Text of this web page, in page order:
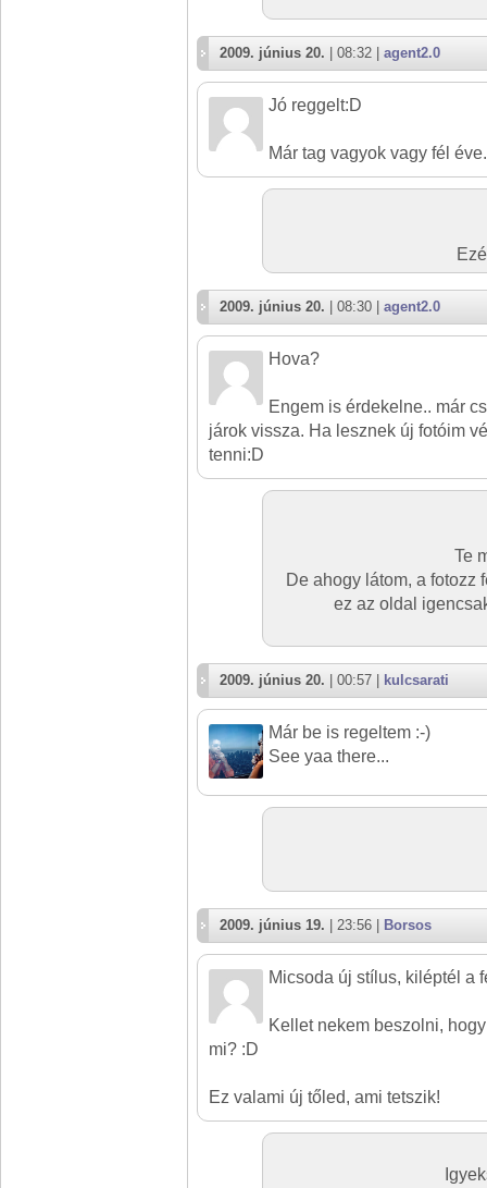
2009. június 20. | 08:32 | agent2.0
Jó reggelt:D
Már tag vagyok vagy fél
2009. június 20. | 08:30 | agent2.0
Hova?
Engem is érdekelne.. már
járok vissza. Ha lesznek új fotóim
tenni:D
Te
De ahogy látom, a fotozz
ez az oldal
2009. június 20. | 00:57 | kulcsarati
Már be is regeltem :-)
See yaa there...
2009. június 19. | 23:56 | Borsos
Micsoda új stílus, kiléptél a
Kellet nekem beszolni,
mi? :D
Ez valami új tőled, ami tetszik!